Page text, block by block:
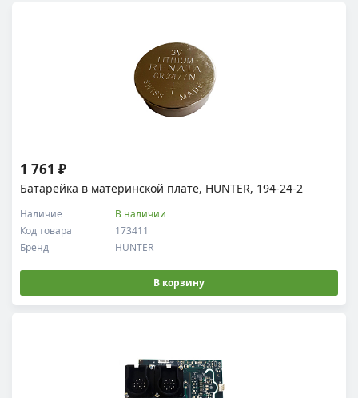
Батарейка в материнской плате, HUNTER, 194-24-2
Код товара 173411
Наличие В наличии
Бренд HUNTER
1 761 ₽
В корзину